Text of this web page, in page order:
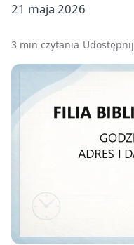
21 maja 2026
3 min czytania Udostępnij